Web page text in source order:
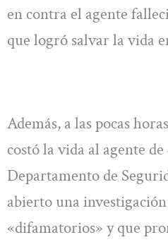
en contra el agente
que logró salvar la vida
Además, a las pocas
costó la vida al agente de
Departamento de
abierto una
«difamatorios» y que